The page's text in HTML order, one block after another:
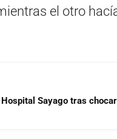
el otro
Sayago tras